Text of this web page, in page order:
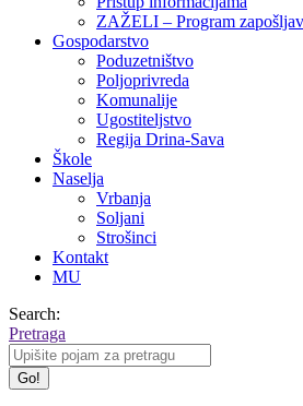
ZAŽELI – Program
Gospodarstvo
Poduzetništvo
Poljoprivreda
Komunalije
Ugostiteljstvo
Regija Drina-Sava
Škole
Naselja
Vrbanja
Soljani
Strošinci
Kontakt
MU
Search:
Pretraga